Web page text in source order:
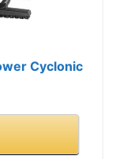
Cyclonic